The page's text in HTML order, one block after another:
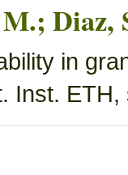
Diaz,
in
Inst.